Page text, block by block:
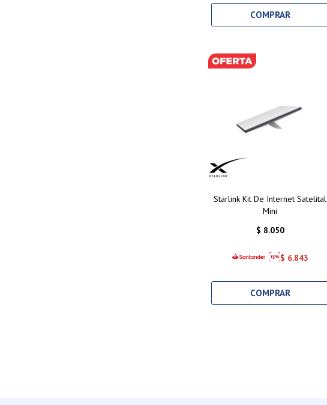
Starlink Kit De Internet Satelital
Mini
$ 8.050
$ 6.843